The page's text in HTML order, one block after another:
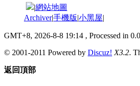
|網站地圖
Archiver|手機版|小黑屋|
GMT+8, 2026-8-8 19:14 , Processed in
© 2001-2011 Powered by Discuz! X3.2.
返回頂部